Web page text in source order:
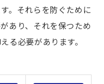
。それらを防ぐために
あり、それを保つため
る必要があります。